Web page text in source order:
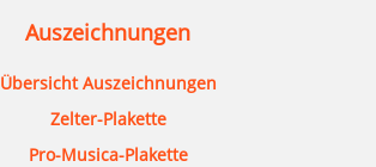
Auszeichnungen
Übersicht Auszeichnungen
Zelter-Plakette
Pro-Musica-Plakette